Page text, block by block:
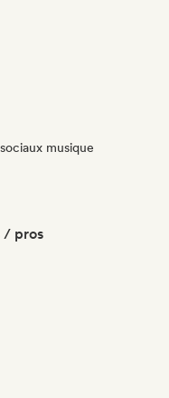
musique
/ pros